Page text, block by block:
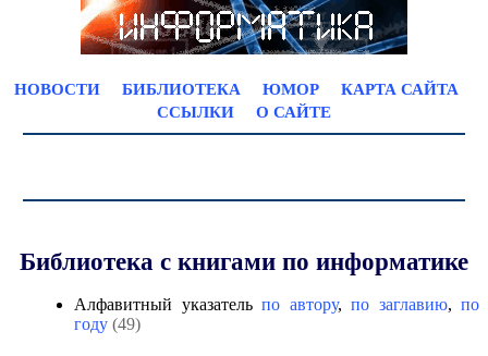
НОВОСТИ БИБЛИОТЕКА ЮМОР
КАРТА САЙТА
ССЫЛКИ
О САЙТЕ
Библиотека с книгами по информатике
Алфавитный указатель по автору, по заглавию, по
году (49)